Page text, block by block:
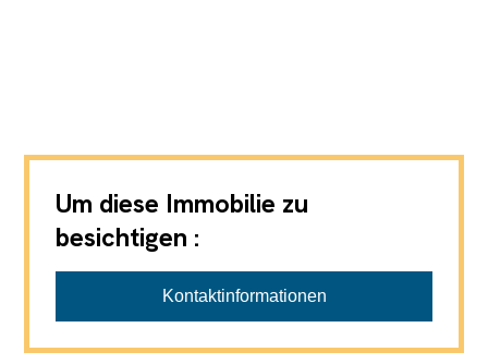
Um diese Immobilie zu
besichtigen :
Kontaktinformationen